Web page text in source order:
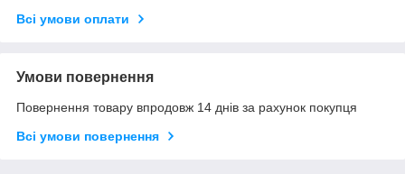
Всі умови оплати
Умови повернення
Повернення товару впродовж 14 днів за рахунок покупця
Всі умови повернення